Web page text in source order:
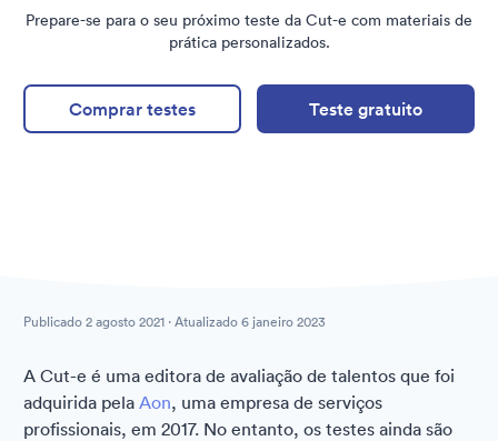
Prepare-se para o seu próximo teste da Cut-e com materiais de
prática personalizados.
Comprar testes Teste gratuito
Publicado2 agosto 2021 · Atualizado6 janeiro 2023
A Cut-e é uma editora de avaliação de talentos que foi
adquirida pela Aon, uma empresa de serviços
profissionais, em 2017. No entanto, os testes ainda são